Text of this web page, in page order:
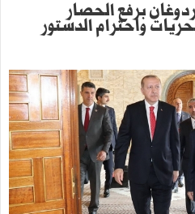
برفع الحصار
واحترام الدستور